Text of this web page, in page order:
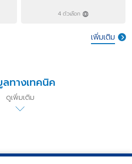
4 ตัวเลือก
เพิ่มเติม
ทางเทคนิค
ดูเพิ่มเติม